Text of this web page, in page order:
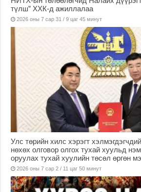
түлш” ХХК-д ажиллалаа
2026 оны 7 сар 31 / 9 цаг 45 минут
Улс төрийн хилс хэрэгт
нөхөх олговор олгох тухай хуульд
оруулах тухай хуулийн төсөл өргөн
2026 оны 7 сар 2 / 11 цаг 50 минут